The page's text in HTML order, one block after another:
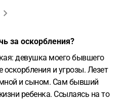
за оскорбления?
девушка моего бывшего
и угрозы. Лезет
и сыном. Сам бывший
ребенка. Ссылаясь на то